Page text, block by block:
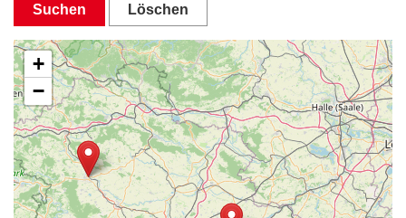
Suchen Löschen
+
−